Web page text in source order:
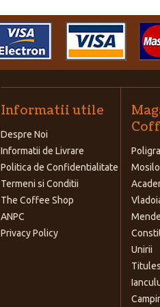
Informatii utile
Despre Noi
Informatii de Livrare
Politica de Confidentialitate
Termeni si Conditii
The Coffee Shop
ANPC
Privacy Policy
Unirii